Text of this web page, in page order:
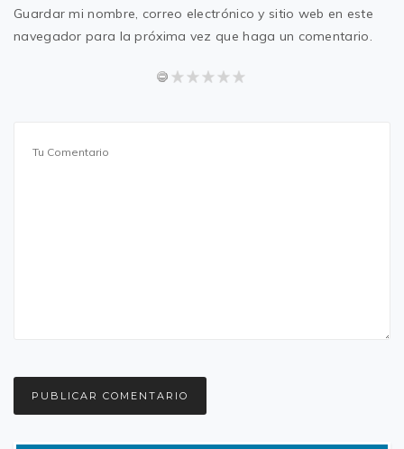
Guardar mi nombre, correo electrónico y sitio web en este
navegador para la próxima vez que haga un comentario.